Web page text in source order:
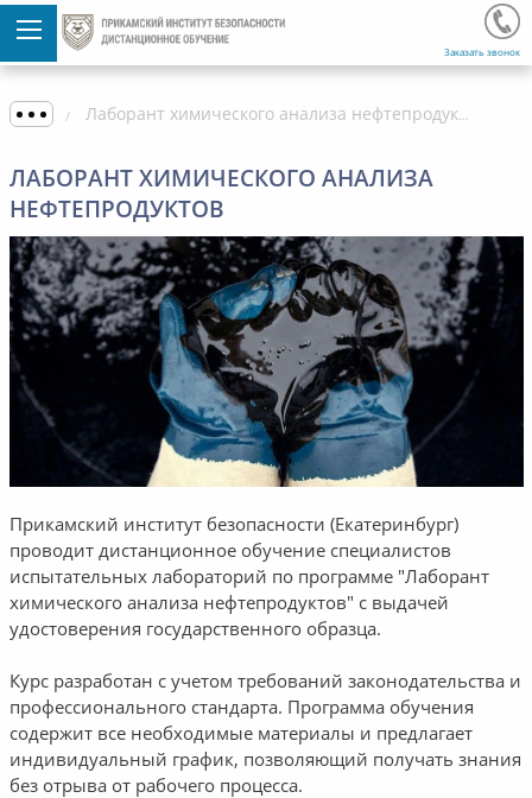
Заказать звонок
Лаборант химического анализа нефтепродуктов
ЛАБОРАНТ ХИМИЧЕСКОГО АНАЛИЗА
НЕФТЕПРОДУКТОВ
Прикамский институт безопасности (Екатеринбург)
проводит дистанционное обучение специалистов
испытательных лабораторий по программе "Лаборант
химического анализа нефтепродуктов" с выдачей
удостоверения государственного образца.
Курс разработан с учетом требований законодательства и
профессионального стандарта. Программа обучения
содержит все необходимые материалы и предлагает
индивидуальный график, позволяющий получать знания
без отрыва от рабочего процесса.